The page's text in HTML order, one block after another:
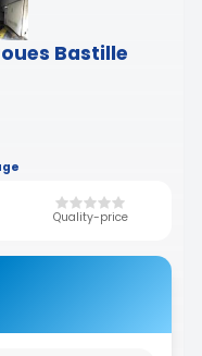
Bastille
Quality-price